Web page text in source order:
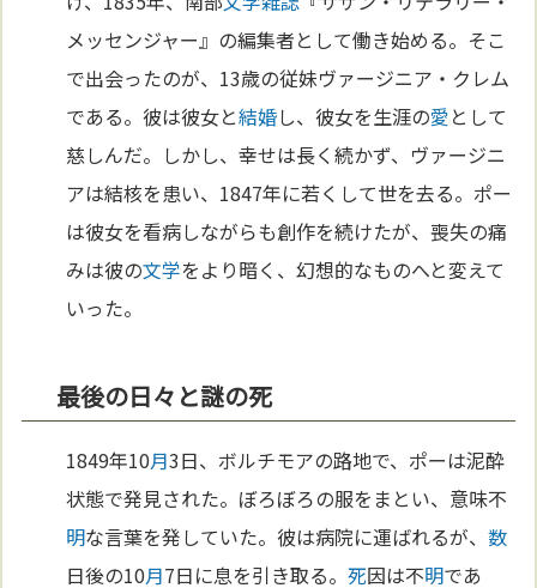
メッセンジャー』の編集者として働き始める。そこ
で出会ったのが、13歳の従妹ヴァージニア・クレム
である。彼は彼女と結婚し、彼女を生涯の愛として
慈しんだ。しかし、幸せは長く続かず、ヴァージニ
アは結核を患い、1847年に若くして世を去る。ポー
は彼女を看病しながらも創作を続けたが、喪失の痛
みは彼の文学をより暗く、幻想的なものへと変えて
いった。
最後の日々と謎の死
1849年10月3日、ボルチモアの路地で、ポーは泥酔
状態で発見された。ぼろぼろの服をまとい、意味不
明な言葉を発していた。彼は病院に運ばれるが、数
日後の10月7日に息を引き取る。死因は不明であ